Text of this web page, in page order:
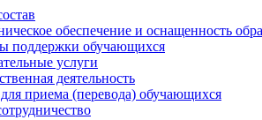
обеспечение и оснащенность
поддержки обучающихся
услуги
деятельность
приема (перевода) обучающихся